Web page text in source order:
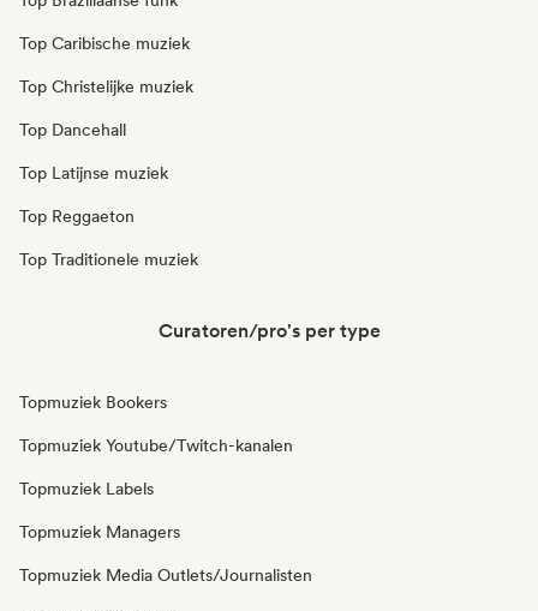
Top Caribische muziek
Top Christelijke muziek
Top Dancehall
Top Latijnse muziek
Top Reggaeton
Top Traditionele muziek
Curatoren/pro's per type
Topmuziek Bookers
Topmuziek Youtube/Twitch-kanalen
Topmuziek Labels
Topmuziek Managers
Topmuziek Media Outlets/Journalisten